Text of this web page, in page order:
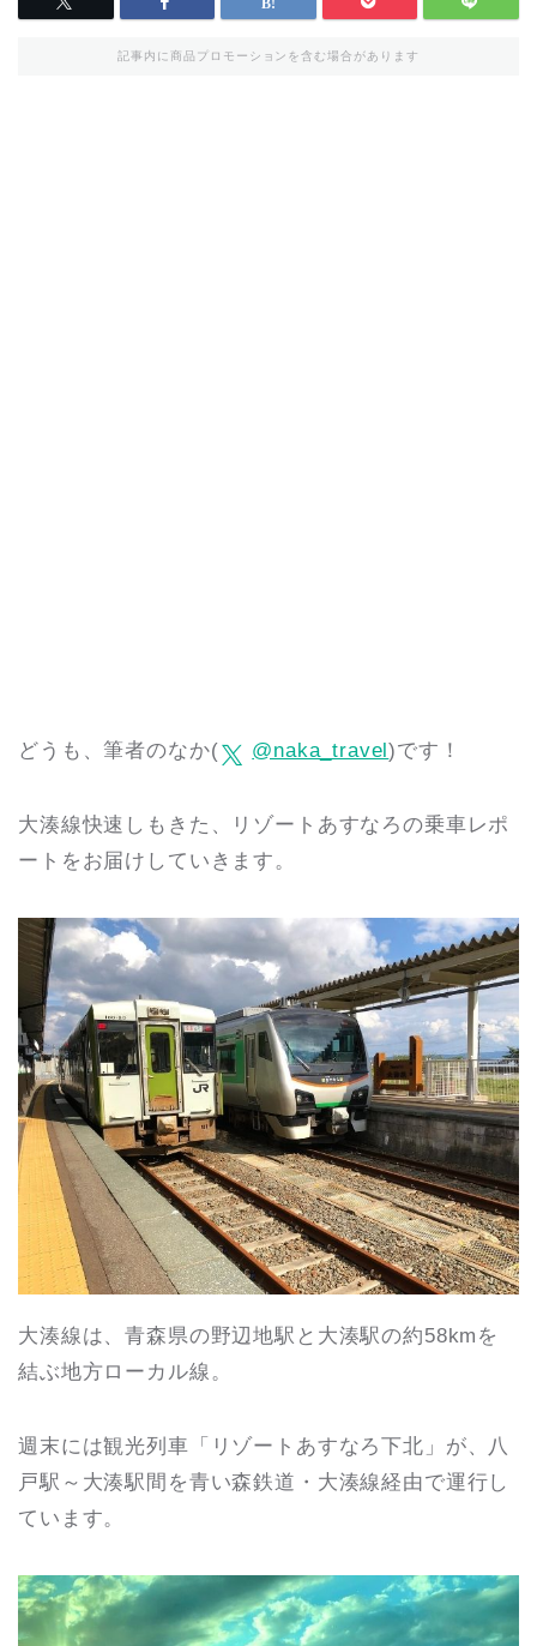
記事内に商品プロモーションを含む場合があります
どうも、筆者のなか( @naka_travel)です！
大湊線快速しもきた、リゾートあすなろの乗車レポ
ートをお届けしていきます。
大湊線は、青森県の野辺地駅と大湊駅の約58kmを
結ぶ地方ローカル線。
週末には観光列車「リゾートあすなろ下北」が、八
戸駅～大湊駅間を青い森鉄道・大湊線経由で運行し
ています。